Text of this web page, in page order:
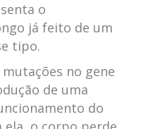
o
já feito de um
tipo.
mutações no gene
de uma
do